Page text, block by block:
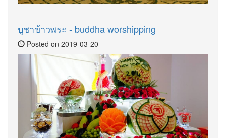
บูชาข้าวพระ - buddha worshipping
Posted on 2019-03-20